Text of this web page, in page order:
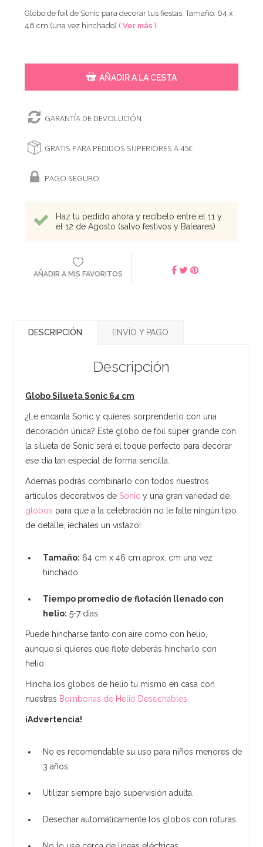
Globo de foil de Sonic para decorar tus fiestas. Tamaño: 64 x
46 cm (una vez hinchado)( Ver más )
AÑADIR A LA CESTA
GARANTÍA DE DEVOLUCIÓN
GRATIS PARA PEDIDOS SUPERIORES A 45€
PAGO SEGURO
Haz tu pedido ahora y recíbelo entre el 11 y
el 12 de Agosto (salvo festivos y Baleares)
AÑADIR A MIS FAVORITOS
DESCRIPCIÓN ENVÍO Y PAGO
Descripción
Globo Silueta Sonic 64 cm
¿Le encanta Sonic y quieres sorprenderlo con una
decoración única? Este globo de foil súper grande con
la silueta de Sonic será el toque perfecto para decorar
ese día tan especial de forma sencilla.
Además podrás combinarlo con todos nuestros
artículos decorativos de Sonic y una gran variedad de
globos para que a la celebración no le falte ningún tipo
de detalle, ¡échales un vistazo!
Tamaño: 64 cm x 46 cm aprox. cm una vez
hinchado.
Tiempo promedio de flotación llenado con
helio: 5-7 días.
Puede hincharse tanto con aire como con helio,
aunque si quieres que flote deberás hincharlo con
helio.
Hincha los globos de helio tu mismo en casa con
nuestras Bombonas de Helio Desechables
¡Advertencia!
No es recomendable su uso para niños menores de
3 años.
Utilizar siempre bajo supervisión adulta.
Desechar automáticamente los globos con roturas.